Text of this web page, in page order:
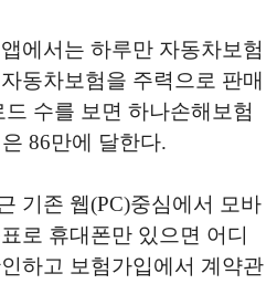
에서는 하루만 자동차보험
동차보험을 주력으로 판매
수를 보면 하나손해보험
86만에 달한다.
기존 웹(PC)중심에서 모바
로 휴대폰만 있으면 어디
하고 보험가입에서 계약관